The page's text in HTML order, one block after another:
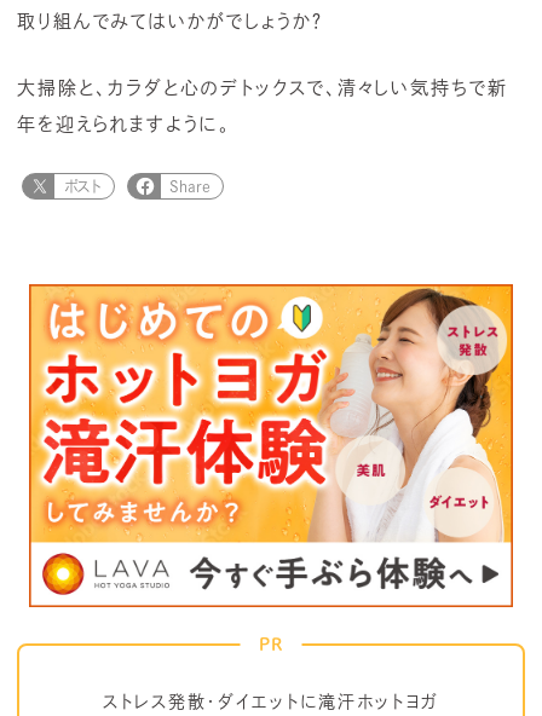
取り組んでみてはいかがでしょうか？
大掃除と、カラダと心のデトックスで、清々しい気持ちで新
年を迎えられますように。
ポスト Share
PR
ストレス発散・ダイエットに滝汗ホットヨガ